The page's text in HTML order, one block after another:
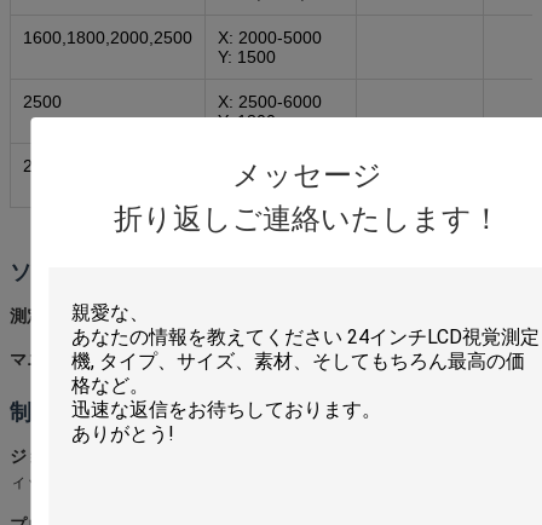
メッセージ
折り返しご連絡いたします！
1600,1800,2000,2500
X: 2000-5000
Y: 1500
2500
X: 2500-6000
Y: 1800
2500
X: 2500-8000
Y: 2000
ソフトウェアシステム
測定SW:Rational-DMIS Advancedバージョン (CAD)
マニュアル: マニュアル + ディスク
制御システム & プローブシステム
ジョイスティック付属:
ィック付属